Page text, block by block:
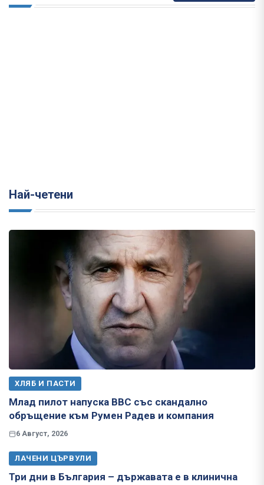
Най-четени
ХЛЯБ И ПАСТИ
Млад пилот напуска ВВС със скандално
обръщение към Румен Радев и компания
6 Август, 2026
ЛАЧЕНИ ЦЪРВУЛИ
Три дни в България – държавата е в клинична